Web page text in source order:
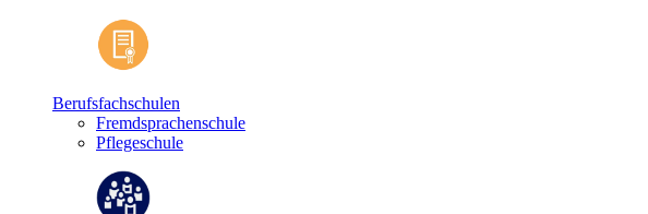
Berufsfachschulen
Fremdsprachenschule
Pflegeschule